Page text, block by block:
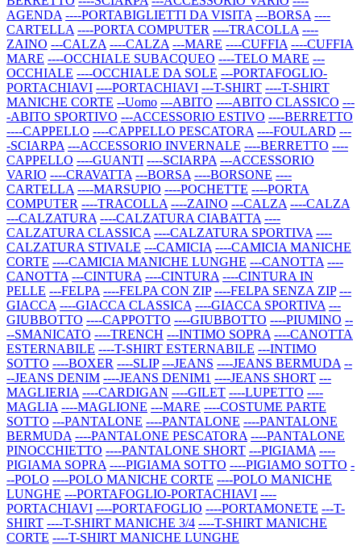
AGENDA ----PORTABIGLIETTI DA VISITA ---BORSA ----
CARTELLA ----PORTA COMPUTER ----TRACOLLA ----
ZAINO ---CALZA ----CALZA ---MARE ----CUFFIA ----CUFFIA
MARE ----OCCHIALE SUBACQUEO ----TELO MARE ---
OCCHIALE ----OCCHIALE DA SOLE ---PORTAFOGLIO-
PORTACHIAVI ----PORTACHIAVI ---T-SHIRT ----T-SHIRT
MANICHE CORTE --Uomo ---ABITO ----ABITO CLASSICO ---
-ABITO SPORTIVO ---ACCESSORIO ESTIVO ----BERRETTO
----CAPPELLO ----CAPPELLO PESCATORA ----FOULARD ---
-SCIARPA ---ACCESSORIO INVERNALE ----BERRETTO ----
CAPPELLO ----GUANTI ----SCIARPA ---ACCESSORIO
VARIO ----CRAVATTA ---BORSA ----BORSONE ----
CARTELLA ----MARSUPIO ----POCHETTE ----PORTA
COMPUTER ----TRACOLLA ----ZAINO ---CALZA ----CALZA
---CALZATURA ----CALZATURA CIABATTA ----
CALZATURA CLASSICA ----CALZATURA SPORTIVA ----
CALZATURA STIVALE ---CAMICIA ----CAMICIA MANICHE
CORTE ----CAMICIA MANICHE LUNGHE ---CANOTTA ----
CANOTTA ---CINTURA ----CINTURA ----CINTURA IN
PELLE ---FELPA ----FELPA CON ZIP ----FELPA SENZA ZIP ---
GIACCA ----GIACCA CLASSICA ----GIACCA SPORTIVA ---
GIUBBOTTO ----CAPPOTTO ----GIUBBOTTO ----PIUMINO --
--SMANICATO ----TRENCH ---INTIMO SOPRA ----CANOTTA
ESTERNABILE ----T-SHIRT ESTERNABILE ---INTIMO
SOTTO ----BOXER ----SLIP ---JEANS ----JEANS BERMUDA --
--JEANS DENIM ----JEANS DENIM1 ----JEANS SHORT ---
MAGLIERIA ----CARDIGAN ----GILET ----LUPETTO ----
MAGLIA ----MAGLIONE ---MARE ----COSTUME PARTE
SOTTO ---PANTALONE ----PANTALONE ----PANTALONE
BERMUDA ----PANTALONE PESCATORA ----PANTALONE
PINOCCHIETTO ----PANTALONE SHORT ---PIGIAMA ----
PIGIAMA SOPRA ----PIGIAMA SOTTO ----PIGIAMO SOTTO -
--POLO ----POLO MANICHE CORTE ----POLO MANICHE
LUNGHE ---PORTAFOGLIO-PORTACHIAVI ----
PORTACHIAVI ----PORTAFOGLIO ----PORTAMONETE ---T-
SHIRT ----T-SHIRT MANICHE 3/4 ----T-SHIRT MANICHE
CORTE ----T-SHIRT MANICHE LUNGHE